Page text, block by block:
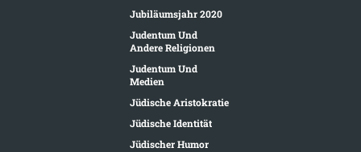
Jubiläumsjahr 2020
Judentum Und
Andere Religionen
Judentum Und
Medien
Jüdische Aristokratie
Jüdische Identität
Jüdischer Humor